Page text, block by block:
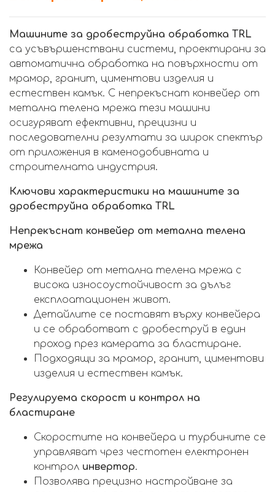
Машините за дробеструйна обработка TRL
са усъвършенствани системи, проектирани за
автоматична обработка на повърхности от
мрамор, гранит, циментови изделия и
естествен камък. С непрекъснат конвейер от
метална телена мрежа тези машини
осигуряват ефективни, прецизни и
последователни резултати за широк спектър
от приложения в каменодобивната и
строителната индустрия.
Ключови характеристики на машините за
дробеструйна обработка TRL
Непрекъснат конвейер от метална телена
мрежа
Конвейер от метална телена мрежа с
висока износоустойчивост за дълъг
експлоатационен живот.
Детайлите се поставят върху конвейера
и се обработват с дробеструй в един
проход през камерата за бластиране.
Подходящи за мрамор, гранит, циментови
изделия и естествен камък.
Регулируема скорост и контрол на
бластиране
Скоростите на конвейера и турбините се
управляват чрез честотен електронен
контрол инвертор.
Позволява прецизно настройване за